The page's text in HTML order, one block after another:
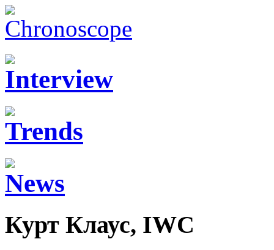
Курт Клаус, IWC